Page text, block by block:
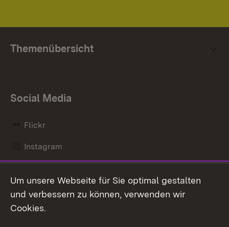
Themenübersicht
Social Media
Flickr
Instagram
Mastodon
Messenger
Um unsere Webseite für Sie optimal gestalten
und verbessern zu können, verwenden wir
Cookies.